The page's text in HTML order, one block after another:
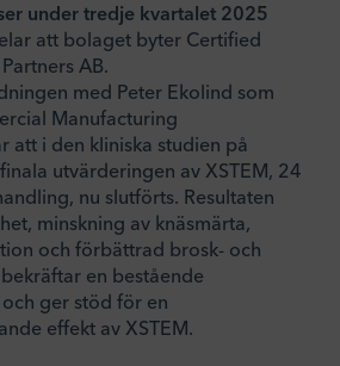
under tredje kvartalet 2025
att bolaget byter Certified
AB.
med Peter Ekolind som
Manufacturing
att i den kliniska studien på
utvärderingen av XSTEM, 24
nu slutförts. Resultaten
minskning av knäsmärta,
och förbättrad brosk- och
en bestående
ger stöd för en
effekt av XSTEM.